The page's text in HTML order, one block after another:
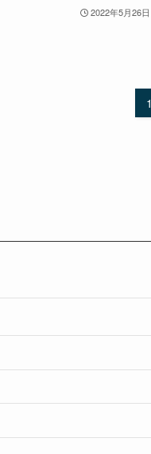
2022年5月26日
1